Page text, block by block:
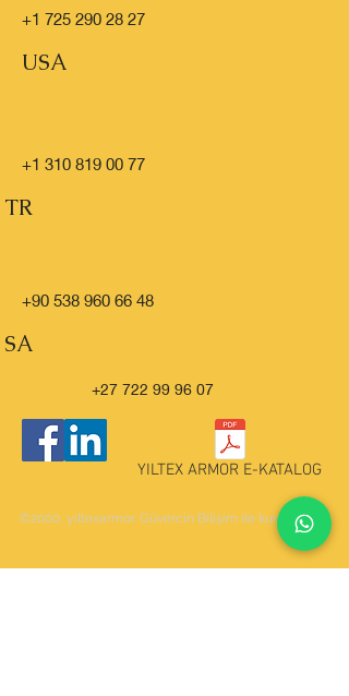
+1 725 290 28 27
USA
+1 310 819 00 77
TR
+90 538 960 66 48
SA
+27 722 99 96 07
YILTEX ARMOR E-KATALOG
©2000, yıltexarmor. Güvercin Bilişim ile kurulmuştur.